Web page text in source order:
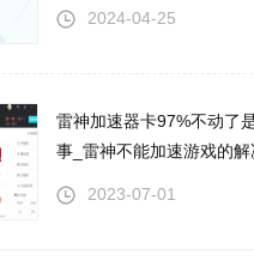
2024-04-25
雷神加速器卡97%不动了
事_雷神不能加速游戏的解
2023-07-01